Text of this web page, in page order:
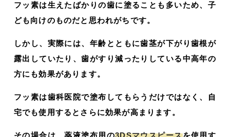
フッ素は生えたばかりの歯に塗ることも多いため、子
ども向けのものだと思われがちです。
しかし、実際には、年齢とともに歯茎が下がり歯根が
露出していたり、歯がすり減ったりしている中高年の
方にも効果があります。
フッ素は歯科医院で塗布してもらうだけではなく、自
宅でも使用するとさらに効果が高まります。